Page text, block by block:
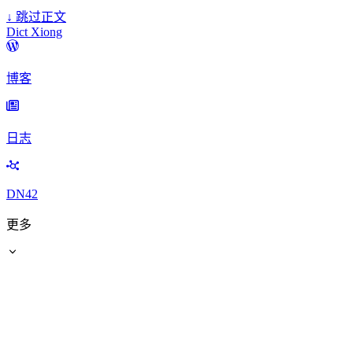
↓ 跳过正文
Dict Xiong
博客
日志
DN42
更多